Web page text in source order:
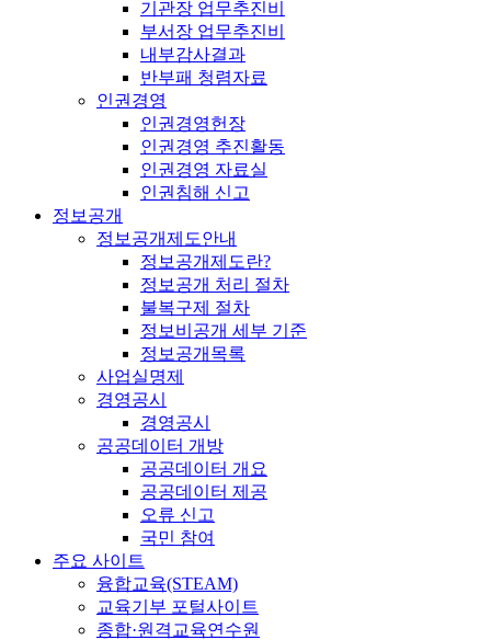
기관장 업무추진비
부서장 업무추진비
내부감사결과
반부패 청렴자료
인권경영
인권경영헌장
인권경영 추진활동
인권경영 자료실
인권침해 신고
정보공개
정보공개제도안내
정보공개제도란?
정보공개 처리 절차
불복구제 절차
정보비공개 세부 기준
정보공개목록
사업실명제
경영공시
경영공시
공공데이터 개방
공공데이터 개요
공공데이터 제공
오류 신고
국민 참여
주요 사이트
융합교육(STEAM)
교육기부 포털사이트
종합·원격교육연수원